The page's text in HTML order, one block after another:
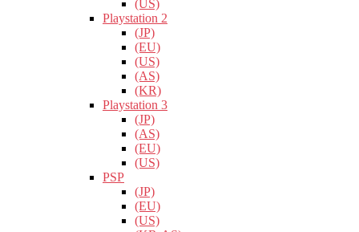
(US)
Playstation 2
(JP)
(EU)
(US)
(AS)
(KR)
Playstation 3
(JP)
(AS)
(EU)
(US)
PSP
(JP)
(EU)
(US)